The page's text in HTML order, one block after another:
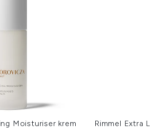
Moisturiser krem
Rimmel Extra